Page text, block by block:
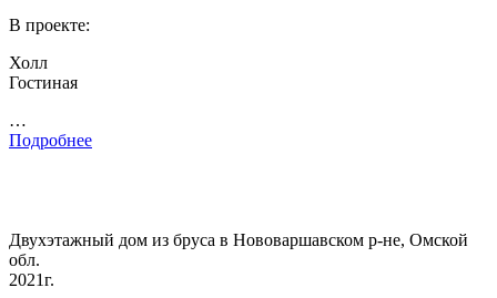
В проекте:
Холл
Гостиная
…
Подробнее
Двухэтажный дом из бруса в Нововаршавском р-не, Омской
обл.
2021г.